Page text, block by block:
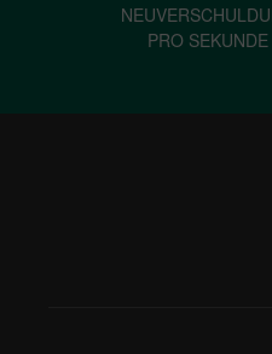
PRO SEKUNDE